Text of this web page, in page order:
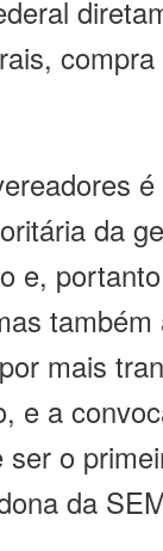
da
e,
mais
e a
o
da